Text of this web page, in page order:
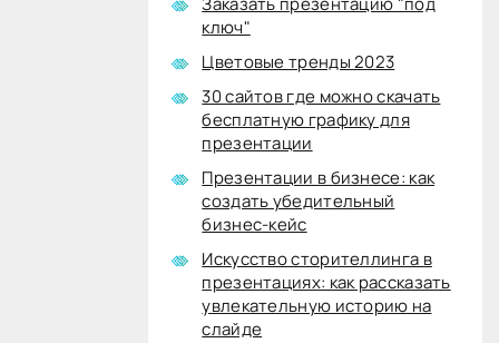
ключ"
Цветовые тренды 2023
30 сайтов где можно скачать
бесплатную графику для
презентации
Презентации в бизнесе: как
создать убедительный
бизнес-кейс
Искусство сторителлинга в
презентациях: как рассказать
увлекательную историю на
слайде